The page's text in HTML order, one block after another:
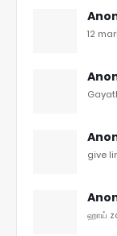
12
give
ஹாய்